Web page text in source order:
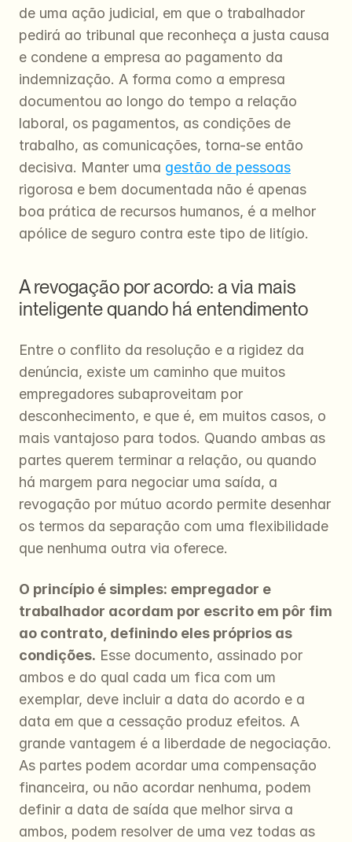
de uma ação judicial, em que o trabalhador
pedirá ao tribunal que reconheça a justa causa
e condene a empresa ao pagamento da
indemnização. A forma como a empresa
documentou ao longo do tempo a relação
laboral, os pagamentos, as condições de
trabalho, as comunicações, torna-se então
decisiva. Manter uma gestão de pessoas
rigorosa e bem documentada não é apenas
boa prática de recursos humanos, é a melhor
apólice de seguro contra este tipo de litígio.
A revogação por acordo: a via mais
inteligente quando há entendimento
Entre o conflito da resolução e a rigidez da
denúncia, existe um caminho que muitos
empregadores subaproveitam por
desconhecimento, e que é, em muitos casos, o
mais vantajoso para todos. Quando ambas as
partes querem terminar a relação, ou quando
há margem para negociar uma saída, a
revogação por mútuo acordo permite desenhar
os termos da separação com uma flexibilidade
que nenhuma outra via oferece.
O princípio é simples: empregador e
trabalhador acordam por escrito em pôr fim
ao contrato, definindo eles próprios as
condições. Esse documento, assinado por
ambos e do qual cada um fica com um
exemplar, deve incluir a data do acordo e a
data em que a cessação produz efeitos. A
grande vantagem é a liberdade de negociação.
As partes podem acordar uma compensação
financeira, ou não acordar nenhuma, podem
definir a data de saída que melhor sirva a
ambos, podem resolver de uma vez todas as